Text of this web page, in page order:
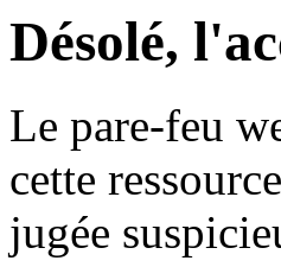
Désolé,
Le pare-feu
cette
jugée